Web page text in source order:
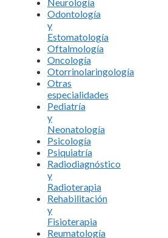
Odontología
y
Estomatología
Oftalmología
Oncología
Otorrinolaringología
Otras
especialidades
Pediatría
y
Neonatología
Psicología
Psiquiatría
Radiodiagnóstico
y
Radioterapia
Rehabilitación
y
Fisioterapia
Reumatología